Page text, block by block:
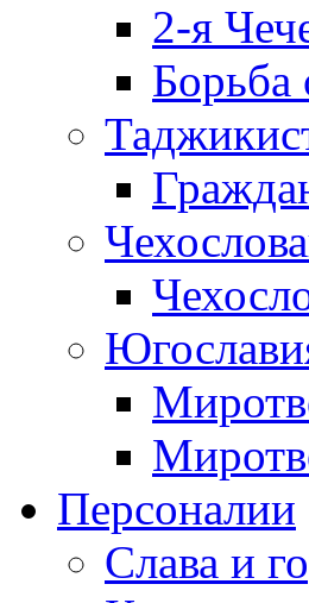
2-я
Борьба
Персоналии
Слава и